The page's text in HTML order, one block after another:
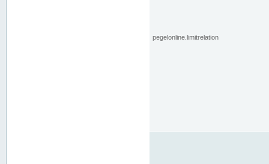
pegelonline.limitrelation